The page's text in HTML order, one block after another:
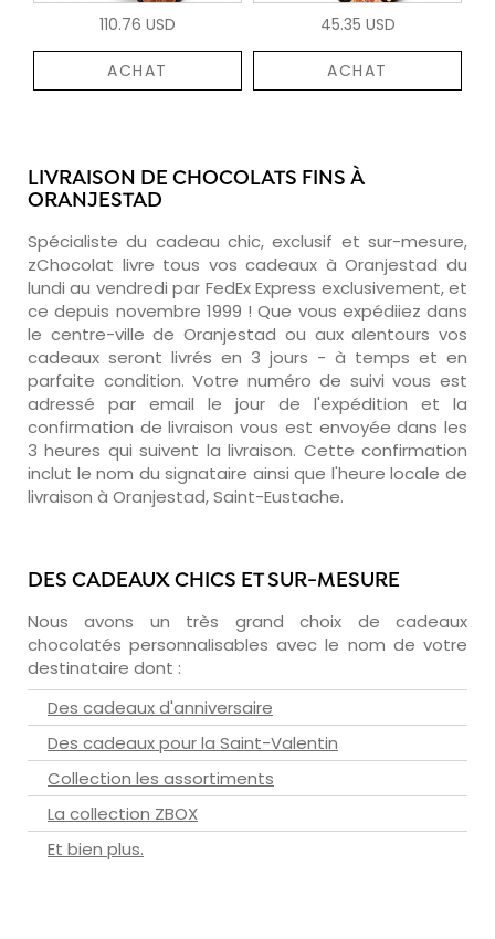
110.76 USD
ACHAT
45.35 USD
ACHAT
LIVRAISON DE CHOCOLATS FINS À
ORANJESTAD
Spécialiste du cadeau chic, exclusif et sur-mesure,
zChocolat livre tous vos cadeaux à Oranjestad du
lundi au vendredi par FedEx Express exclusivement, et
ce depuis novembre 1999 ! Que vous expédiiez dans
le centre-ville de Oranjestad ou aux alentours vos
cadeaux seront livrés en 3 jours - à temps et en
parfaite condition. Votre numéro de suivi vous est
adressé par email le jour de l'expédition et la
confirmation de livraison vous est envoyée dans les
3 heures qui suivent la livraison. Cette confirmation
inclut le nom du signataire ainsi que l'heure locale de
livraison à Oranjestad, Saint-Eustache.
DES CADEAUX CHICS ET SUR-MESURE
Nous avons un très grand choix de cadeaux
chocolatés personnalisables avec le nom de votre
destinataire dont :
Des cadeaux d'anniversaire
Des cadeaux pour la Saint-Valentin
Collection les assortiments
La collection ZBOX
Et bien plus.